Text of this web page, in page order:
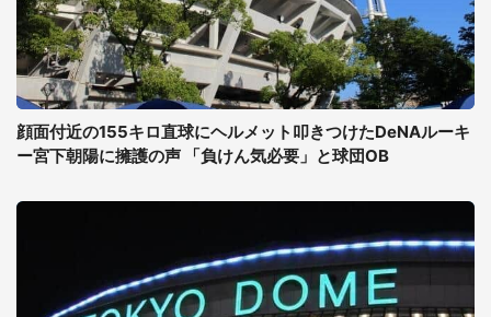
顔面付近の155キロ直球にヘルメット叩きつけたDeNAルーキ
ー宮下朝陽に擁護の声 「負けん気必要」と球団OB